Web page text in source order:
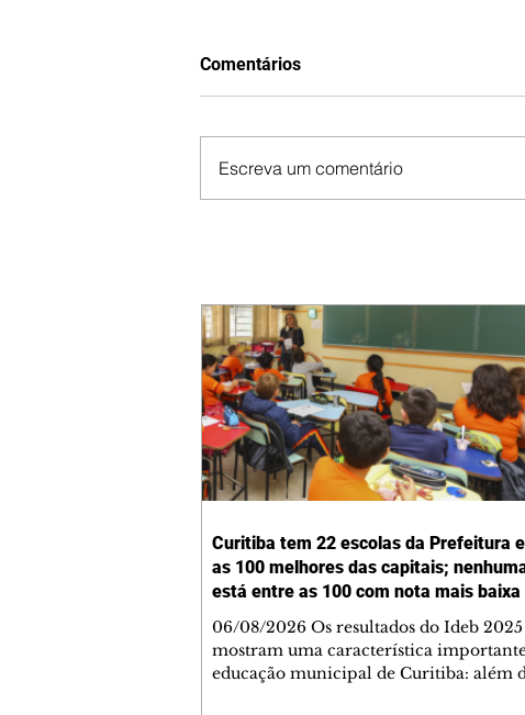
Comentários
Escreva um comentário
Curitiba tem 22 escolas da Prefeitura
as 100 melhores das capitais;
está entre as 100 com nota mais baixa
06/08/2026 Os resultados do Ideb 2025
mostram uma característica
educação municipal de Curitiba: além